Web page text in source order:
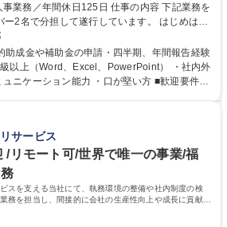
休日125日 仕事の内容 下記業務を
2名で分担して遂行しています。 はじめは担
だき、ゆくゆくはリーダーやマネージャーポ
待しています。 【総務・人事グルー
関連 ・採用活動 ・教育研修の企画、実行 ・勤
出 ・法定の会議運営（評議員会、理事会） ・
からの問合せ、相談対応 ・その他日常の総務
助成金や補助金の申請・四半期、年間報告経験
以上（Word、Excel、PowerPoint） ・社内外
ーション能力 ・口が堅い方 ■歓迎要件
サービス
/リモート可/世界で唯一の事業/福
スを支える当社にて、執務環境の整備や社内制度の検
務を担当し、間接的に会社の生産性向上や成長に貢献し